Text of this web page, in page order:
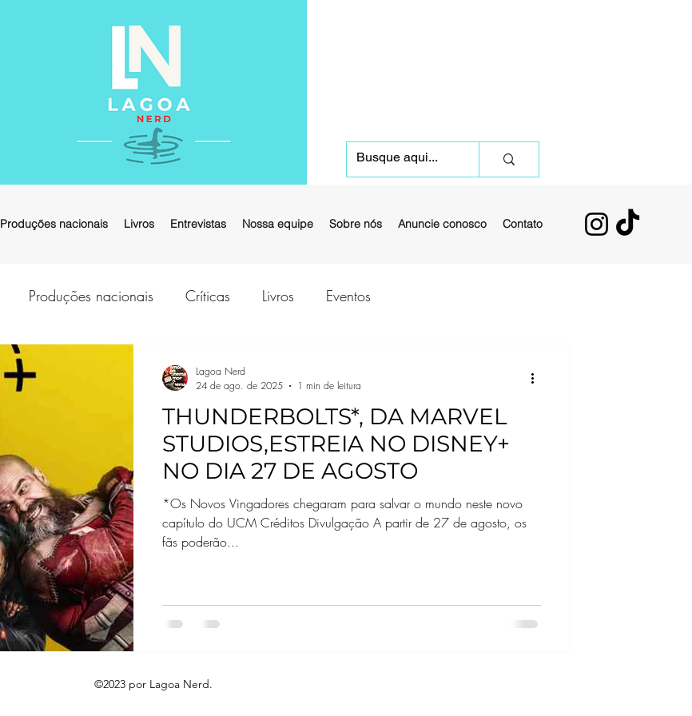
Produções nacionais Livros Entrevistas Nossa equipe Sobre nós Anuncie conosco Contato
Produções nacionais Críticas Livros Eventos
THUNDERBOLTS*, DA MARVEL
STUDIOS,ESTREIA NO DISNEY+
NO DIA 27 DE AGOSTO
*Os Novos Vingadores chegaram para salvar o mundo neste novo
capítulo do UCM Créditos Divulgação A partir de 27 de agosto, os
fãs poderão...
Lagoa Nerd
24 de ago. de 2025
1 min de leitura
©2023 por Lagoa Nerd.